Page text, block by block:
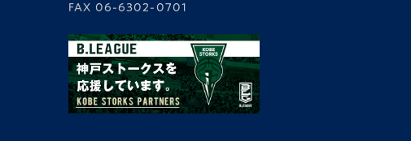
FAX 06-6302-0701